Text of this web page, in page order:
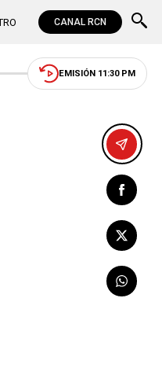
CANAL RCN
EMISIÓN 11:30 PM